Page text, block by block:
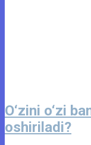
O‘zini o‘zi
oshiriladi?